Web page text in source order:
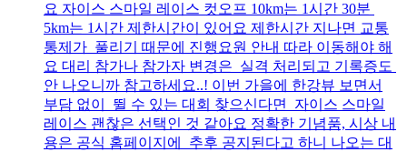
요 자이스 스마일 레이스 컷오프 10km는 1시간 30분
5km는 1시간 제한시간이 있어요 제한시간 지나면 교통
통제가 풀리기 때문에 진행요원 안내 따라 이동해야 해
요 대리 참가나 참가자 변경은 실격 처리되고 기록증도
안 나오니까 참고하세요..! 이번 가을에 한강뷰 보면서
부담 없이 뛸 수 있는 대회 찾으신다면 자이스 스마일
레이스 괜찮은 선택인 것 같아요 정확한 기념품, 시상 내
용은 공식 홈페이지에 추후 공지된다고 하니 나오는 대